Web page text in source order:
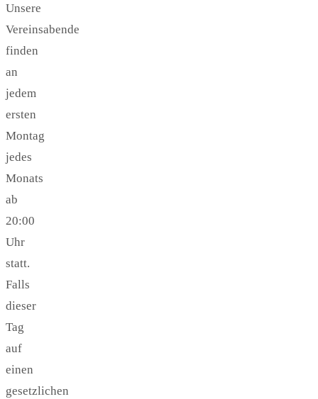
Unsere
Vereinsabende
finden
an
jedem
ersten
Montag
jedes
Monats
ab
20:00
Uhr
statt.
Falls
dieser
Tag
auf
einen
gesetzlichen